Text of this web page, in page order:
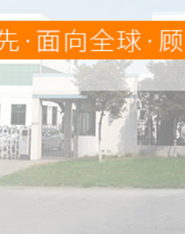
客服团队
咨询
咨询
联系电话
0512-55162303